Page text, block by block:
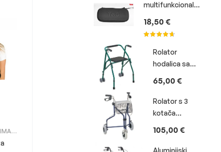
,
multifunkcionalna
18,50 €
4.00od
Rolator
hodalica sa
fiksna prednja
kotača i
sjedalom -
65,00 €
Rolator s 3
kotača
105,00 €
Aluminijski